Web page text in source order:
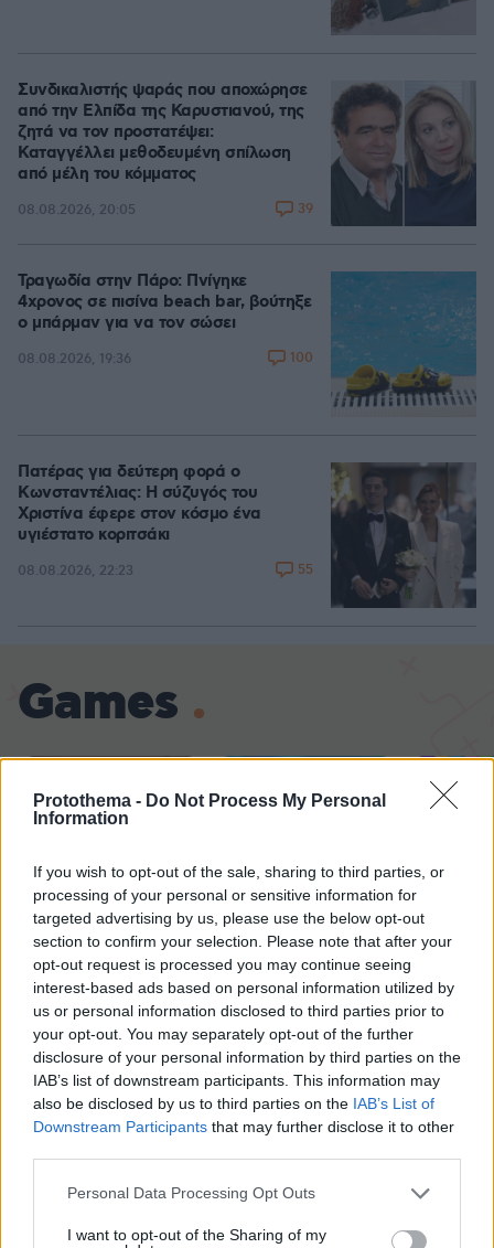
Protothema - Do Not Process My Personal
Information
If you wish to opt-out of the sale, sharing to third parties, or
processing of your personal or sensitive information for
targeted advertising by us, please use the below opt-out
section to confirm your selection. Please note that after your
opt-out request is processed you may continue seeing
interest-based ads based on personal information utilized by
us or personal information disclosed to third parties prior to
your opt-out. You may separately opt-out of the further
disclosure of your personal information by third parties on the
IAB’s list of downstream participants. This information may
also be disclosed by us to third parties on the IAB’s List of
Downstream Participants that may further disclose it to other
Please note that this website/app uses one or more Google
not limited to your visit or usage behaviour. You may click to
Personal Data Processing Opt Outs
I want to opt-out of the Sharing of my
Συνδικαλιστής ψαράς που αποχώρησε
από την Ελπίδα της Καρυστιανού, της
ζητά να τον προστατέψει:
Καταγγέλλει μεθοδευμένη σπίλωση
από μέλη του κόμματος
08.08.2026, 20:05 39
Τραγωδία στην Πάρο: Πνίγηκε
4χρονος σε πισίνα beach bar, βούτηξε
ο μπάρμαν για να τον σώσει
08.08.2026, 19:36 100
Πατέρας για δεύτερη φορά ο
Κωνσταντέλιας: Η σύζυγός του
Χριστίνα έφερε στον κόσμο ένα
υγιέστατο κοριτσάκι
08.08.2026, 22:23 55
Games
Cut The Rope Northern Heights Candy
ΔΕΙΤΕ ΟΛΑ ΤΑ GAMES
Best of Network